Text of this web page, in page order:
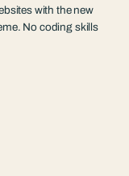
with the new
No coding skills